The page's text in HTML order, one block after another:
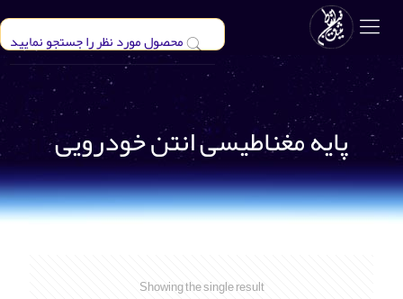
پایه مغناطیسی انتن خودرویی
Showing the single result